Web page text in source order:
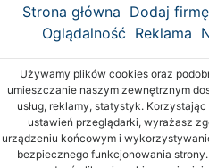
Strona główna Dodaj
Oglądalność Reklama
Używamy plików cookies oraz
umieszczanie naszym zewnętrznym
usług, reklamy, statystyk.
ustawień przeglądarki, wyrażasz
urządzeniu końcowym i
bezpiecznego funkcjonowania